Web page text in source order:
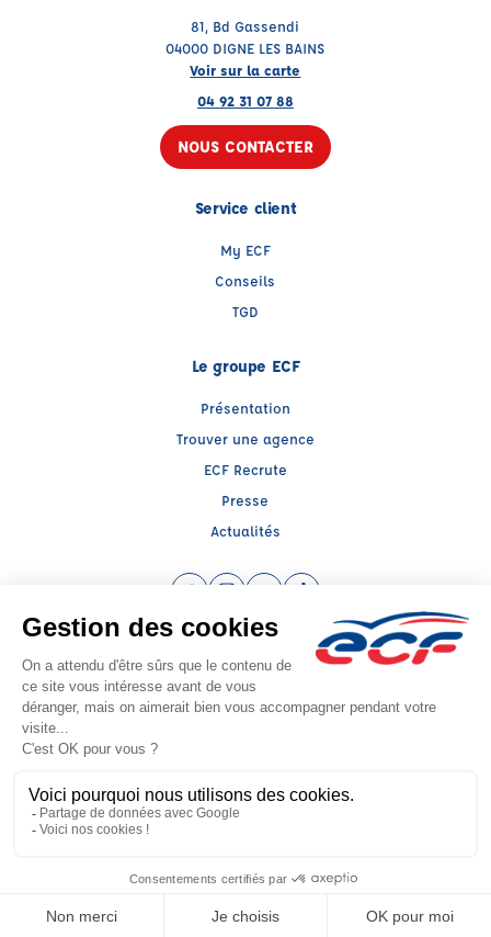
81, Bd Gassendi
04000 DIGNE LES BAINS
Voir sur la carte
04 92 31 07 88
NOUS CONTACTER
Service client
My ECF
Conseils
TGD
Le groupe ECF
Présentation
Trouver une agence
ECF Recrute
Presse
Actualités
Facebook (nouvelle fenêtre)
Instagram (nouvelle fenêtre)
YouTube (nouvelle fenêtre)
TikTok (nouvelle fenêtre)
Raison sociale : SUD PREVENTION SECURITE GRAND PUBLIC - Capital social:
20000€
SIREN: 814514188 - Numéro de TVA intracommunautaire: FR 57 384314597
Agrément n°E2300400020